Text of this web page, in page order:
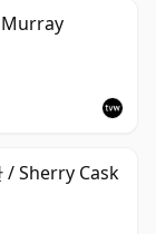
/ Sherry Cask